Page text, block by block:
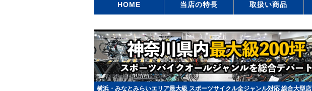
HOME 当店の特長 取扱い商品
横浜・みなとみらいエリア最大級 スポーツサイクル全ジャンル対応 総合大型店